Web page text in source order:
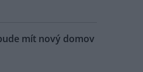
mít nový domov